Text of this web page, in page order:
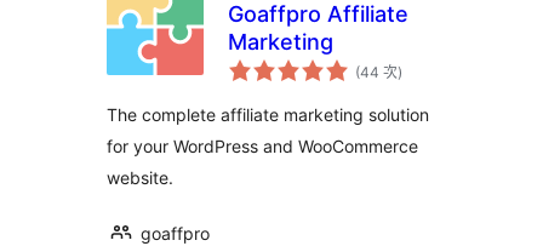
Goaffpro Affiliate
Marketing
(44 次評
分
數
)
The complete affiliate marketing solution
for your WordPress and WooCommerce
website.
goaffpro